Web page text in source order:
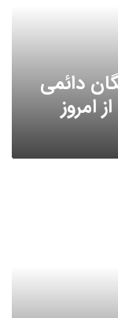
دائمی
امروز